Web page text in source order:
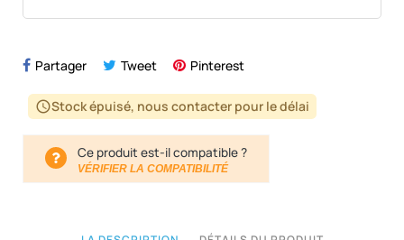
Partager Tweet Pinterest
scheduleStock épuisé, nous contacter pour le délai
Ce produit est-il compatible ?
VÉRIFIER LA COMPATIBILITÉ